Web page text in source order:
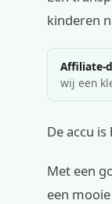
kinderen
Affiliate-
wij een
De accu
Met een
een